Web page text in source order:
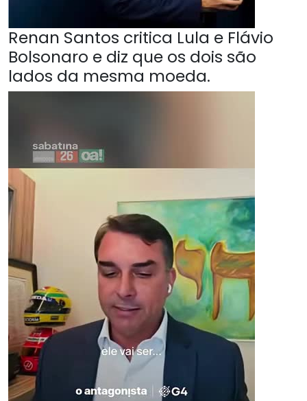
Renan Santos critica Lula e Flávio
Bolsonaro e diz que os dois são
lados da mesma moeda.